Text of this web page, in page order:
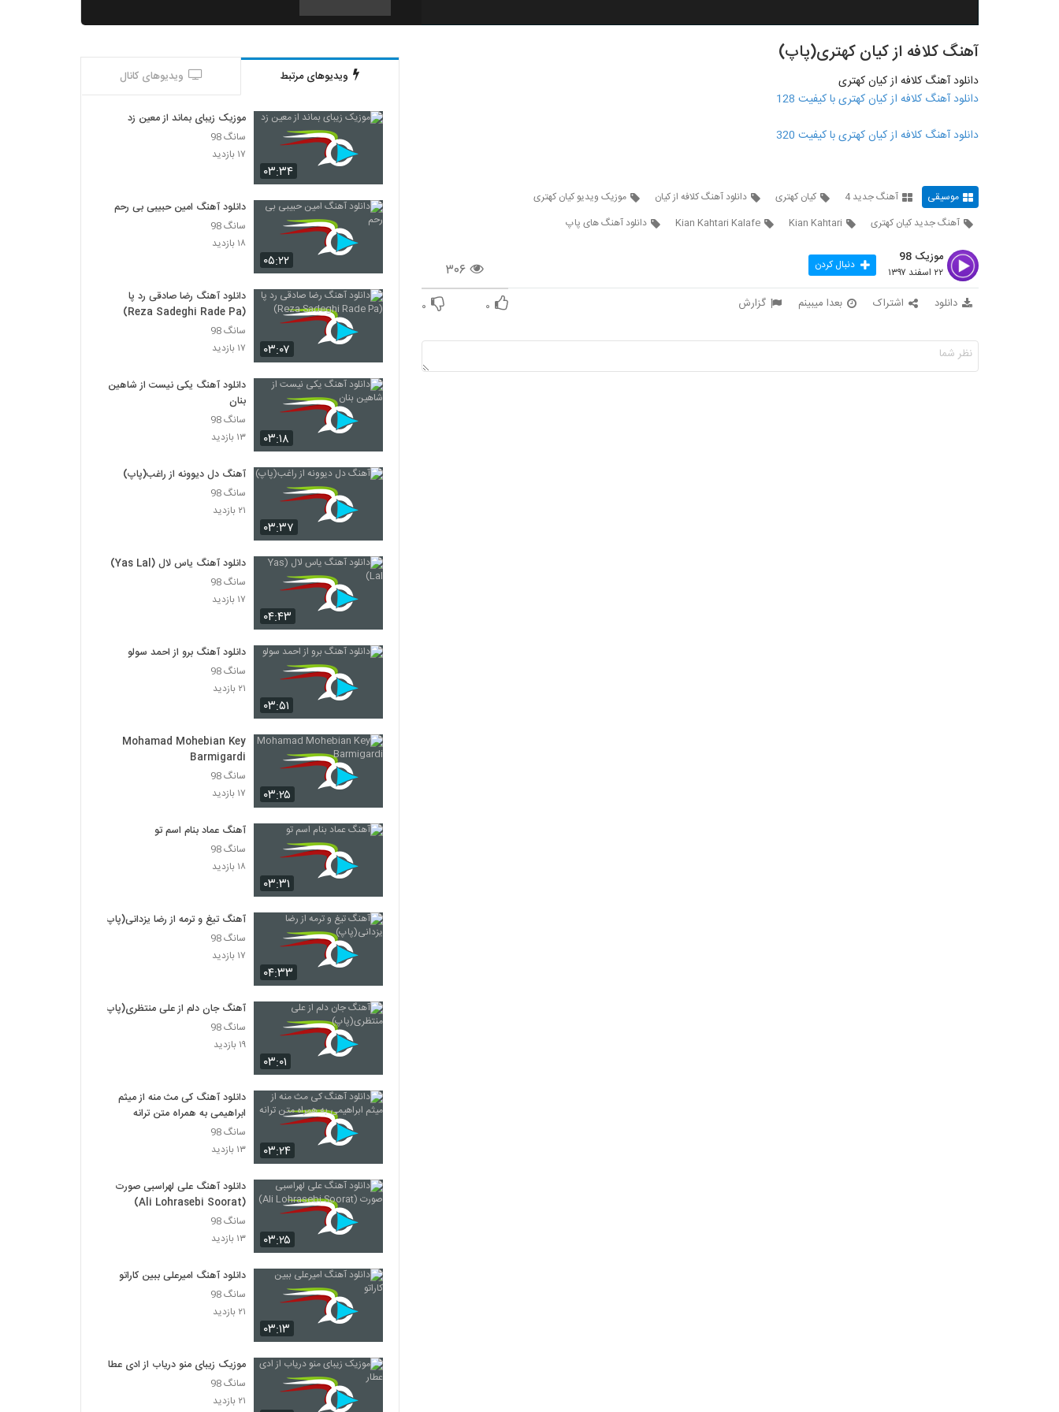
2107
دانلود آهنگ اشک من هویدا شد (موج آتش) از
سعید صداقت
۳۱۸ بازدید
دانلود آهنگ جدید و زیبای پوریا سلیمانی با نام
نمیشه که
موزیک زیبای حالا حالاها (رمیکس) از مرتضی
پاشایی
۳۷۶ بازدید
آهنگ فاتح نورایی بنام دلخورم ازت
۴۱۵ بازدید
موزیک زیبای یار شیرین (رمیکس) از مجتبی
۲,۸۶۸ بازدید
دانلود آهنگ ماه شب من از شهرام جعفری
۳۶۷ بازدید
دانلود آهنگ دل منو بردی از شهرام جمالی
۴۱۹ بازدید
۲۳۸ بازدید
Shahram Rajabi Borje Khali
۲۵۹ بازدید
دانلود آهنگ تنهام نذار از شهرام ستاری به همراه
۲۶۹ بازدید
دانلود آهنگ شهرام شرقی آینده چه خواهد شد
(Shahram Sharghi Ayande Che
Khaahad Shod)
۲۶۵ بازدید
دانلود آهنگ شهرام زندی تو برگشتی
۳۴۰ بازدید
دانلود آهنگ جدید و زیبای شهروز اجمالی با نام
زنگ زنگ
۴۷۱ بازدید
آهنگ سیاوش پالاهنگ بنام بارون
۵۲۱ بازدید
دانلود آهنگ جذابی از بهرام بهرامی
۳۰۶ بازدید
Paye Sabet)
۳۳۵ بازدید
دانلود آهنگ شباهنگ (جدید) ریسک
۳۷۹ بازدید
آهنگ فصل پنجم از حمید ترابی(پاپ)
۲۵۶ بازدید
هومن شاهی آهنگ بی تو
۴۲۰ بازدید
دانلود آهنگ بهزاد لیتو خدا شکر
۲,۱۵۷ بازدید
تی ام بکس آهنگ رسممونه
آهنگ کلافه از کیان کهتری(پاپ)
دانلود آهنگ کلافه از کیان کهتری
دانلود آهنگ کلافه از کیان کهتری با کیفیت 128
دانلود آهنگ کلافه از کیان کهتری با کیفیت 320
موسیقی آهنگ جدید 4 کیان کهتری دانلود آهنگ کلافه از کیان
موزیک ویدیو کیان کهتری
آهنگ جدید کیان کهتری
Kian Kahtari
Kian Kahtari Kalafe دانلود آهنگ های پاپ
۳۰۶
موزیک 98
۲۲ اسفند ۱۳۹۷ دنبال کردن
دانلود اشتراک بعدا میبینم گزارش ۰ ۰
ویدیوهای مرتبط ویدیوهای کانال
۰۳:۳۴
موزیک زیبای بماند از معین زد
سانگ 98
۱۷ بازدید
۰۵:۲۲
دانلود آهنگ امین حبیبی بی رحم
سانگ 98
۱۸ بازدید
۰۳:۰۷
دانلود آهنگ رضا صادقی رد پا
(Reza Sadeghi Rade Pa)
سانگ 98
۱۷ بازدید
۰۳:۱۸
دانلود آهنگ یکی نیست از شاهین
بنان
سانگ 98
۱۳ بازدید
۰۳:۳۷
آهنگ دل دیوونه از راغب(پاپ)
سانگ 98
۲۱ بازدید
۰۴:۴۳
دانلود آهنگ یاس لال (Yas Lal)
سانگ 98
۱۷ بازدید
۰۳:۵۱
دانلود آهنگ برو از احمد سولو
سانگ 98
۲۱ بازدید
۰۳:۲۵
Mohamad Mohebian Key
Barmigardi
سانگ 98
۱۷ بازدید
۰۳:۳۱
آهنگ عماد بنام اسم تو
سانگ 98
۱۸ بازدید
۰۴:۳۳
آهنگ تیغ و ترمه از رضا یزدانی(پاپ)
سانگ 98
۱۷ بازدید
۰۳:۰۱
آهنگ جان دلم از علی منتظری(پاپ)
سانگ 98
۱۹ بازدید
۰۳:۲۴
دانلود آهنگ کی مث منه از میثم
ابراهیمی به همراه متن ترانه
سانگ 98
۱۳ بازدید
۰۳:۲۵
دانلود آهنگ علی لهراسبی صورت
(Ali Lohrasebi Soorat)
سانگ 98
۱۳ بازدید
۰۳:۱۳
دانلود آهنگ امیرعلی ببین کاراتو
سانگ 98
۲۱ بازدید
موزیک زیبای منو دریاب از ادی عطار
سانگ 98
۲۱ بازدید